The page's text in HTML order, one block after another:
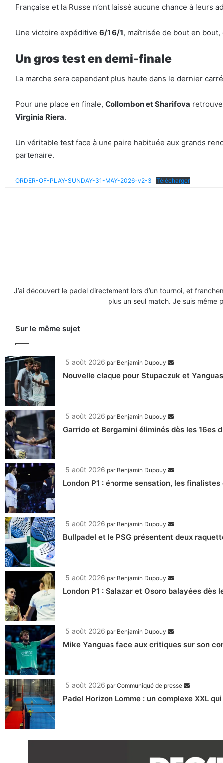
Française et la Russe n’ont laissé aucune chance à leurs
Une victoire expéditive 6/1 6/1, maîtrisée de bout en
Un gros test en demi-finale
La marche sera cependant plus haute dans le dernier
Pour une place en finale, Collombon et Sharifova
Virginia Riera.
Un véritable test face à une paire habituée aux grands
partenaire.
ORDER-OF-PLAY-SUNDAY-31-MAY-2026-v2-3 Télécharger
J’ai découvert le padel directement lors d’un tournoi, et
plus un seul match. Je suis même
Sur le même sujet
5 août 2026 par Benjamin Dupouy
Nouvelle claque pour Stupaczuk et
5 août 2026 par Benjamin Dupouy
Garrido et Bergamini éliminés dès les 16es
5 août 2026 par Benjamin Dupouy
London P1 : énorme sensation, les
5 août 2026 par Benjamin Dupouy
Bullpadel et le PSG présentent deux
5 août 2026 par Benjamin Dupouy
London P1 : Salazar et Osoro balayées
5 août 2026 par Benjamin Dupouy
Mike Yanguas face aux critiques sur son
5 août 2026 parCommuniqué de presse
Padel Horizon Lomme : un complexe XXL